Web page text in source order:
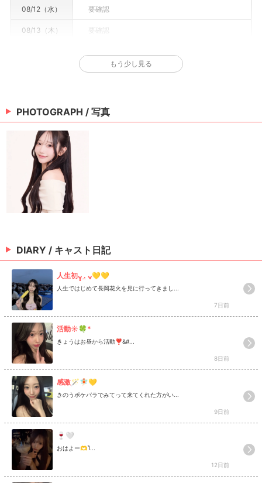
08/12（水） 要確認
08/13（木） 要確認
要確認
08/17（月） 要確認
※情報はあくまで予定でキャストまたは出勤情報は一部です。詳細はお店にお問い合わせく
もう少し見る
PHOTOGRAPH / 写真
DIARY / キャスト日記
人生初ᴗ̥̥ .̼ ᴗ̥💛💛
人生ではじめて長岡花火を見に行ってきまし...
7日前
活動️☀️🍀* ゚
きょうはお昼から活動❣&#...
8日前
感激🪄︎︎🧚🏻💛
きのうポケパラでみてって来てくれた方がい...
9日前
🍷‎🤍
おはよー🫶Ἷ...
12日前